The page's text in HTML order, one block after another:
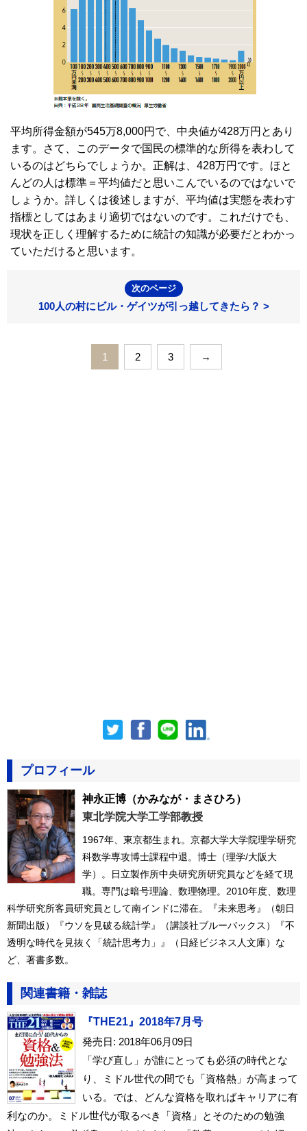
平均所得金額が545万8,000円で、中央値が428万円とあり
ます。さて、このデータで国民の標準的な所得を表わして
いるのはどちらでしょうか。正解は、428万円です。ほと
んどの人は標準＝平均値だと思いこんでいるのではないで
しょうか。詳しくは後述しますが、平均値は実態を表わす
指標としてはあまり適切ではないのです。これだけでも、
現状を正しく理解するために統計の知識が必要だとわかっ
ていただけると思います。
次のページ
100人の村にビル・ゲイツが引っ越してきたら？ >
1 2 3 →
プロフィール
神永正博 （かみなが・まさひろ）
東北学院大学工学部教授
1967年、東京都生まれ。京都大学大学院理学研究
科数学専攻博士課程中退。博士（理学/大阪大
学）。日立製作所中央研究所研究員などを経て現
職。専門は暗号理論、数理物理。2010年度、数理
科学研究所客員研究員として南インドに滞在。『未来思考』（朝日
新聞出版）『ウソを見破る統計学』（講談社ブルーバックス）『不
透明な時代を見抜く「統計思考力」』（日経ビジネス人文庫）な
ど、著書多数。
関連書籍・雑誌
『THE21』2018年7月号
発売日: 2018年06月09日
「学び直し」が誰にとっても必須の時代とな
り、ミドル世代の間でも「資格熱」が高まって
いる。では、どんな資格を取ればキャリアに有
利なのか。ミドル世代が取るべき「資格」とそのための勉強